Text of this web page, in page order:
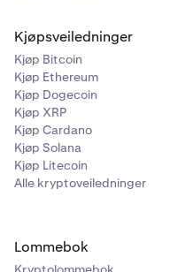
Kjøpsveiledninger
Kjøp Bitcoin
Kjøp Ethereum
Kjøp Dogecoin
Kjøp XRP
Kjøp Cardano
Kjøp Solana
Kjøp Litecoin
Alle kryptoveiledninger
Lommebok